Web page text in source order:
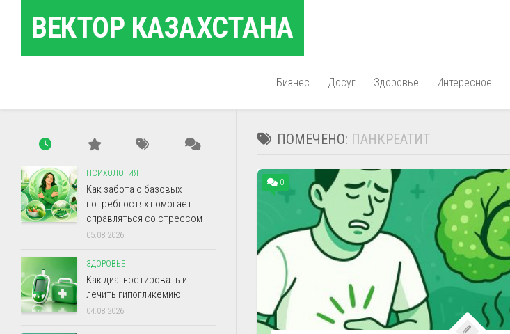
содержаниюВЕКТОР КАЗАХСТАНА
Бизнес Досуг Здоровье Интересное
ПОМЕЧЕНО: ПАНКРЕАТИТ
0
ПСИХОЛОГИЯ
Как забота о базовых
потребностях помогает
справляться со стрессом
05.08.2026
ЗДОРОВЬЕ
Как диагностировать и
лечить гипогликемию
04.08.2026